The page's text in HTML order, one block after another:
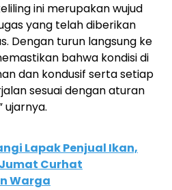
ini merupakan wujud
yang telah diberikan
Dengan turun langsung ke
bahwa kondisi di
dan kondusif serta setiap
sesuai dengan aturan
ujarnya.
Lapak Penjual Ikan,
Curhat
Warga